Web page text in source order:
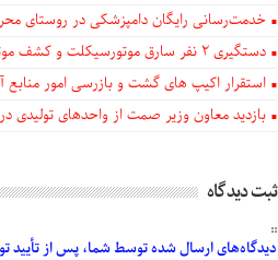
خدمت‌رسانی رایگان دامپزشکی در روستای
دستگيری ۲ نفر سارق موتورسیکلت و کشف موتورسیکلت‌های سرقتی در اهر
استقرار اکیپ های گشت و بازرسی امور
بازدید معاون وزیر صمت از واحدهای
ثبت دیدگاه
دیدگاه‌هایارسالشدهتوسط شما، پس از تأیید